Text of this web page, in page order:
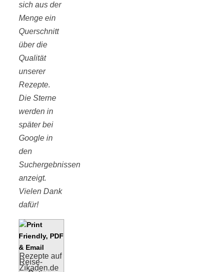
sich aus der
Menge ein
Querschnitt
über die
Qualität
unserer
Rezepte.
Die Sterne
werden in
später bei
Google in
den
Suchergebnissen
anzeigt.
Vielen Dank
dafür!
Rezepte auf
Reise-
Zikaden.de